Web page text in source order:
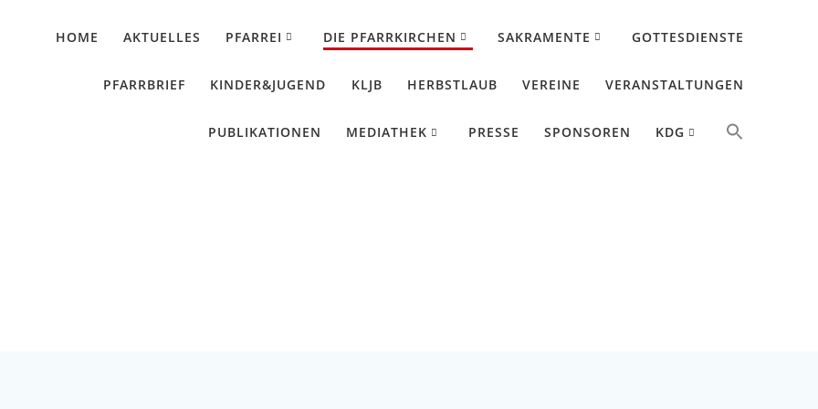
HOME AKTUELLES PFARREI DIE PFARRKIRCHEN SAKRAMENTE GOTTESDIENSTE
PFARRBRIEF KINDER&JUGEND KLJB HERBSTLAUB VEREINE VERANSTALTUNGEN
PUBLIKATIONEN MEDIATHEK PRESSE SPONSOREN KDG